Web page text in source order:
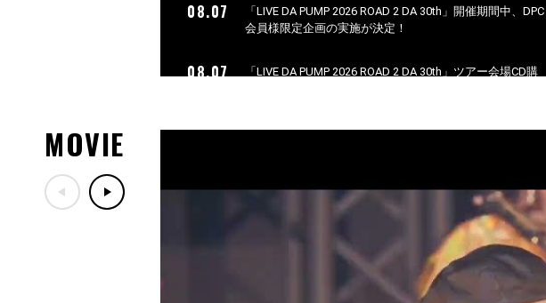
08.07
「LIVE DA PUMP 2026 ROAD 2 DA 30th」開催期間中、DPC
会員様限定企画の実施が決定！
08.07
「LIVE DA PUMP 2026 ROAD 2 DA 30th」ツアー会場CD購
08.06
2026年8月～11月開催「LIVE DA PUMP 2026 ROAD 2 DA
08.03 8/5(水)DA PUMPファンクラブ“DPC”会員限定生配信決定！
「LIVE DA PUMP 2026 ROAD 2 DA 30th」11月27日(金)神奈
川・カルッツかわさき(川崎市スポーツ・文化センター)公
演チケットぴあ先行受付のご案内
MOVIE